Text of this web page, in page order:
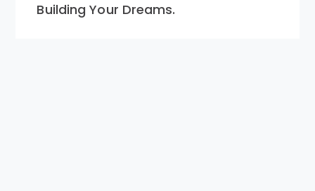
Building Your Dreams.